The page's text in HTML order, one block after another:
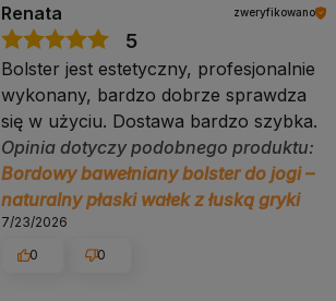
Renata zweryfikowano
5
Bolster jest estetyczny, profesjonalnie
wykonany, bardzo dobrze sprawdza
się w użyciu. Dostawa bardzo szybka.
Opinia dotyczy podobnego produktu:
Bordowy bawełniany bolster do jogi –
naturalny płaski wałek z łuską gryki
7/23/2026
0 0